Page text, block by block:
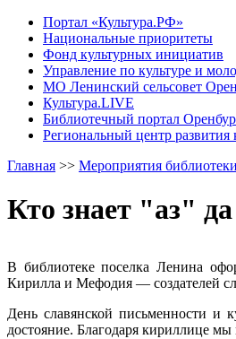
Портал «Культура.РФ»
Национальные приоритеты
Фонд культурных инициатив
Управление по культуре и
МО Ленинский сельсовет
Культура.LIVE
Библиотечный портал
Региональный центр развития
Главная >> Мероприятия библиотеки
Кто знает "аз"
В библиотеке поселка Ленина
Кирилла и Мефодия — создателей
День славянской письменности и
достояние. Благодаря кириллице